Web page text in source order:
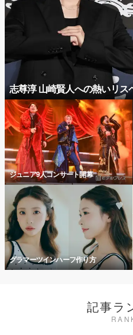
志尊淳 山崎賢人への熱いリス
ジュニア9人コンサート開幕
グラマーツインハーフ作り方
記事ラ